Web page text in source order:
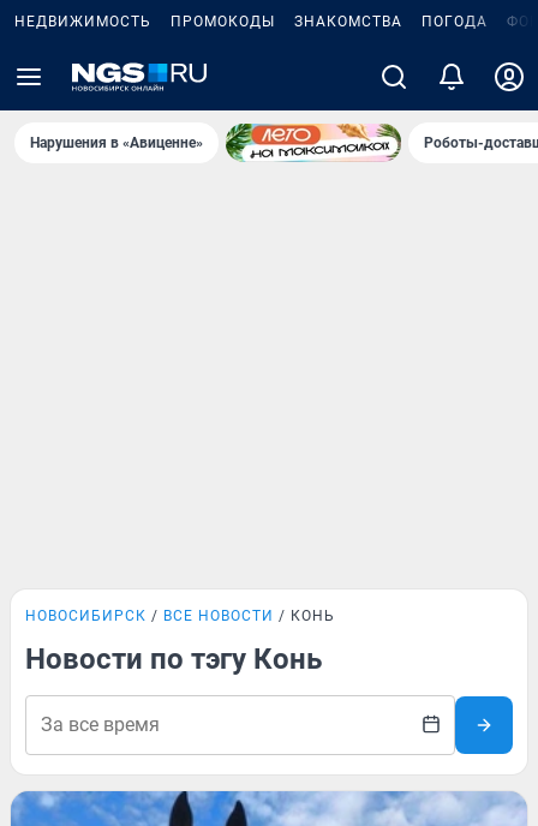
НЕДВИЖИМОСТЬ ПРОМОКОДЫ ЗНАКОМСТВА ПОГОДА
Нарушения в «Авиценне» Роботы-
НОВОСИБИРСК ВСЕ НОВОСТИ КОНЬ
Новости по тэгу Конь